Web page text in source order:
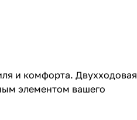
и комфорта. Двухходовая
элементом вашего